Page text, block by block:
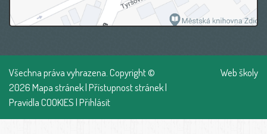
Všechna práva vyhrazena. Copyright ©
2026Mapa stránek|Přístupnost stránek|
Pravidla COOKIES|Přihlásit
Web školy